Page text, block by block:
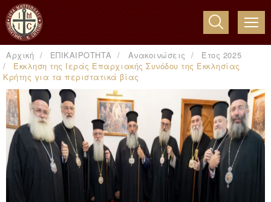
Αρχική ΕΠΙΚΑΙΡΟΤΗΤΑ Ανακοινώσεις
Έτος 2025
Έκκληση της Ιεράς Επαρχιακής Συνόδου της Εκκλησίας
Κρήτης για τα περιστατικά βίας